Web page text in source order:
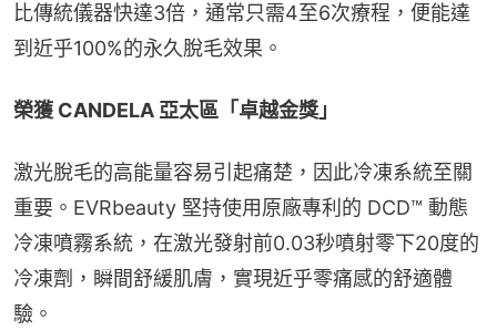
比傳統儀器快達3倍，通常只需4至6次療程，便能達
到近乎100%的永久脫毛效果。
榮獲 CANDELA 亞太區「卓越金獎」
激光脫毛的高能量容易引起痛楚，因此冷凍系統至關
重要。EVRbeauty 堅持使用原廠專利的 DCD™ 動態
冷凍噴霧系統，在激光發射前0.03秒噴射零下20度的
冷凍劑，瞬間舒緩肌膚，實現近乎零痛感的舒適體
驗。